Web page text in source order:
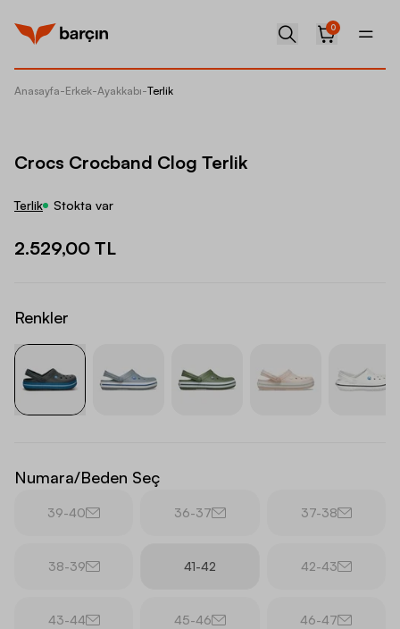
0
Anasayfa-Erkek-Ayakkabı-Terlik
Crocs Crocband Clog Terlik
Terlik Stokta var
2.529,00 TL
Renkler
Numara/Beden Seç
39-40 36-37 37-38
38-39 41-42 42-43
43-44 45-46 46-47